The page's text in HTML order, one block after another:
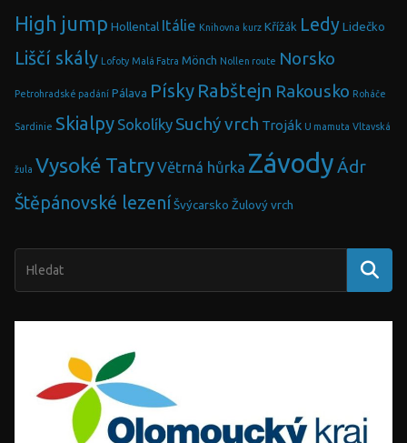
High jump Hollental Itálie Knihovna kurz Křížák Ledy Lidečko
Liščí skály Lofoty Malá Fatra Mönch Nollen route Norsko
Petrohradské padání Pálava Písky Rabštejn Rakousko Roháče
Sardinie Skialpy Sokolíky Suchý vrch Troják U mamuta Vltavská
žula Vysoké TatryVětrná hůrka ZávodyÁdr
Štěpánovské lezení Švýcarsko Žulový vrch